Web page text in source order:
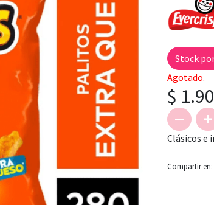
Stock
Agotado.
$
Clásicos e
Compartir en: